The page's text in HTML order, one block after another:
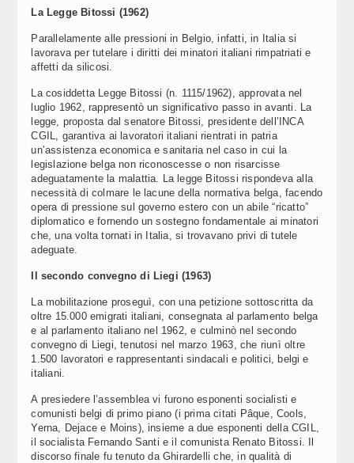
La Legge Bitossi (1962)
Parallelamente alle pressioni in Belgio, infatti, in Italia si
lavorava per tutelare i diritti dei minatori italiani rimpatriati e
affetti da silicosi.
La cosiddetta Legge Bitossi (n. 1115/1962), approvata nel
luglio 1962, rappresentò un significativo passo in avanti. La
legge, proposta dal senatore Bitossi, presidente dell’INCA
CGIL, garantiva ai lavoratori italiani rientrati in patria
un’assistenza economica e sanitaria nel caso in cui la
legislazione belga non riconoscesse o non risarcisse
adeguatamente la malattia. La legge Bitossi rispondeva alla
necessità di colmare le lacune della normativa belga, facendo
opera di pressione sul governo estero con un abile “ricatto”
diplomatico e fornendo un sostegno fondamentale ai minatori
che, una volta tornati in Italia, si trovavano privi di tutele
adeguate.
Il secondo convegno di Liegi (1963)
La mobilitazione proseguì, con una petizione sottoscritta da
oltre 15.000 emigrati italiani, consegnata al parlamento belga
e al parlamento italiano nel 1962, e culminò nel secondo
convegno di Liegi, tenutosi nel marzo 1963, che riunì oltre
1.500 lavoratori e rappresentanti sindacali e politici, belgi e
italiani.
A presiedere l’assemblea vi furono esponenti socialisti e
comunisti belgi di primo piano (i prima citati Pâque, Cools,
Yerna, Dejace e Moins), insieme a due esponenti della CGIL,
il socialista Fernando Santi e il comunista Renato Bitossi. Il
discorso finale fu tenuto da Ghirardelli che, in qualità di